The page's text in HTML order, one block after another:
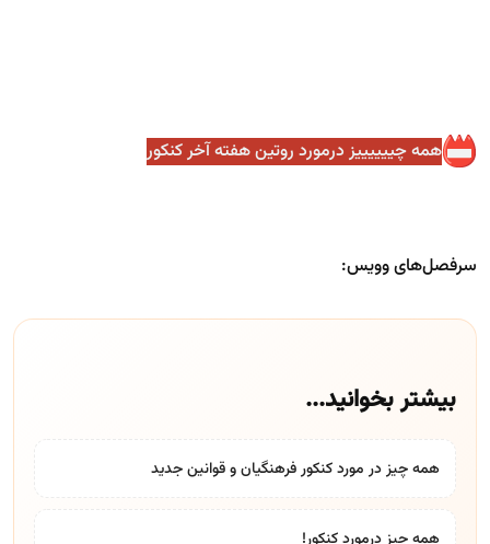
همه چییییییز درمورد روتین هفته آخر کنکور
سرفصل‌های وویس:
بیشتر بخوانید...
همه چیز در مورد کنکور فرهنگیان و قوانین جدید